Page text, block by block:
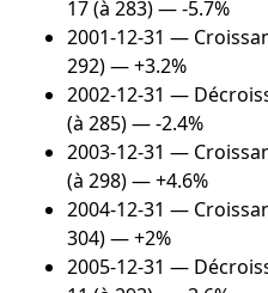
17 (à 283) — -5.7%
2001-12-31 —
292) — +3.2%
2002-12-31 —
(à 285) — -2.4%
2003-12-31 —
(à 298) — +4.6%
2004-12-31 —
304) — +2%
2005-12-31 —